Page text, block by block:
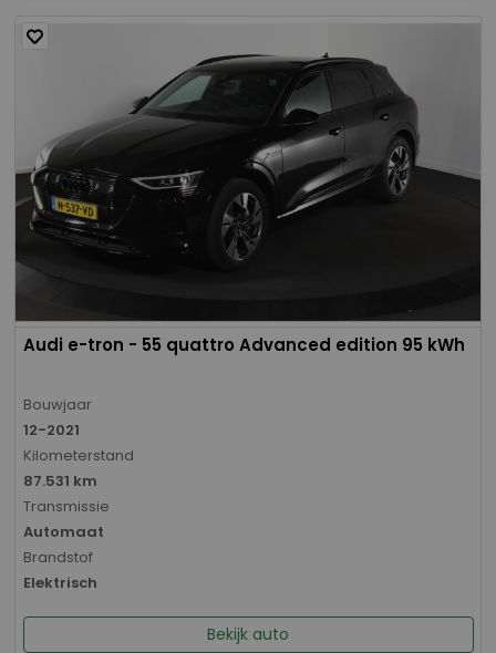
Audi e-tron - 55 quattro Advanced edition 95 kWh
Bouwjaar
12-2021
Kilometerstand
87.531 km
Transmissie
Automaat
Brandstof
Elektrisch
Bekijk auto